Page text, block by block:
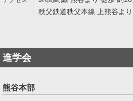
秩父鉄道秩父本線 上熊谷よ
進学会
熊谷本部